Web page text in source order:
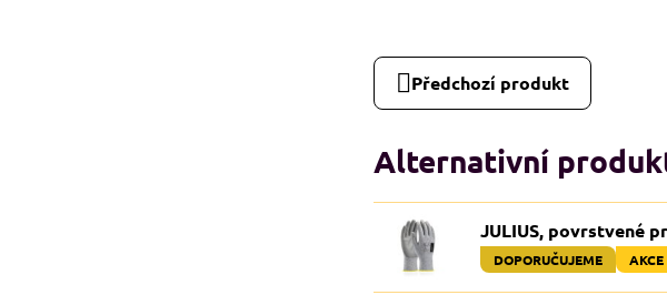
Předchozí produkt
Alternativní
JULIUS, povrstvené
DOPORUČUJEME AKCE